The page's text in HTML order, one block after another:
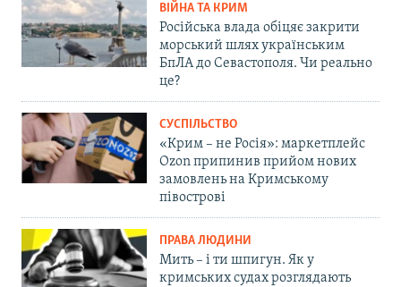
ВІЙНА ТА КРИМ
Російська влада обіцяє закрити
морський шлях українським
БпЛА до Севастополя. Чи реально
це?
СУСПІЛЬСТВО
«Крим – не Росія»: маркетплейс
Ozon припинив прийом нових
замовлень на Кримському
півострові
ПРАВА ЛЮДИНИ
Мить – і ти шпигун. Як у
кримських судах розглядають